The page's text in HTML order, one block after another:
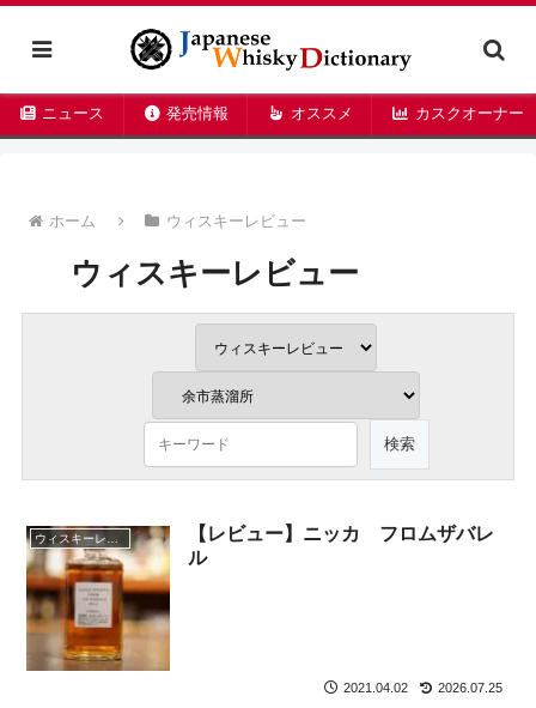
ニュース 発売情報 オススメ カスクオーナー
ホーム ウィスキーレビュー
ウィスキーレビュー
ウィスキーレビュー
【レビュー】ニッカ フロムザバレ
ル
2021.04.02 2026.07.25